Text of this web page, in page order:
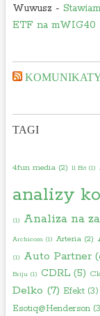
Wuwusz -
ETF na mWIG40
TAGI
4fun media(2) 11 Bit(1)
analizy
(1) Analiza na
Archicom(1) Arteria(2)
(1) Auto Partner
Briju(1) CDRL(5)
Delko (7) Efekt(3)
Esotiq@Henderson